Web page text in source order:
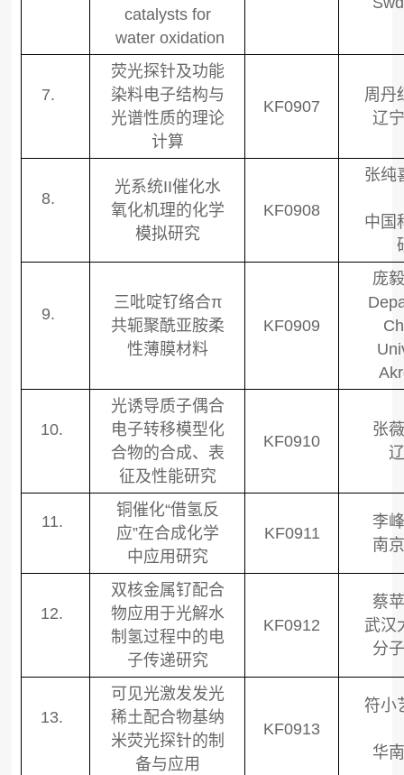
catalysts for
water oxidation
7.
荧光探针及功能
染料电子结构与
光谱性质的理论
计算
KF0907
周丹
辽
8.
光系统II催化水
氧化机理的化学
模拟研究
KF0908
张纯
中国
9.
三吡啶钌络合π
共轭聚酰亚胺柔
性薄膜材料
KF0909
庞
10.
光诱导质子偶合
电子转移模型化
合物的合成、表
征及性能研究
KF0910
张
11.
铜催化“借氢反
应”在合成化学
中应用研究
KF0911
李
南
12.
双核金属钌配合
物应用于光解水
制氢过程中的电
子传递研究
KF0912
蔡
武汉
分
13.
可见光激发发光
稀土配合物基纳
米荧光探针的制
备与应用
KF0913
符小
华